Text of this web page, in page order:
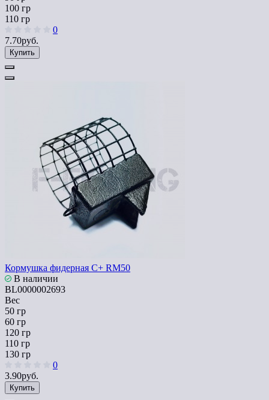
100 гр
110 гр
0
7.70руб.
Купить
Кормушка фидерная C+ RM50
В наличии
BL0000002693
Вес
50 гр
60 гр
120 гр
110 гр
130 гр
0
3.90руб.
Купить